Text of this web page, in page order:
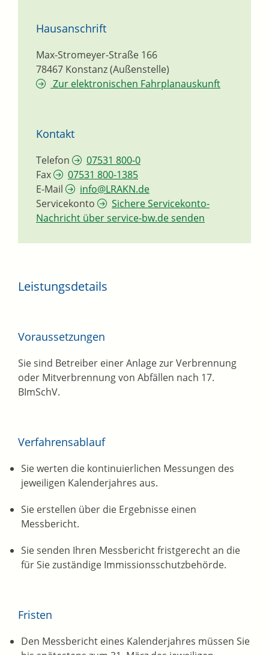
Hausanschrift
Max-Stromeyer-Straße 166
78467 Konstanz (Außenstelle)
Zur elektronischen Fahrplanauskunft
Kontakt
Telefon
07531 800-0
Fax
07531 800-1385
E-Mail
info@LRAKN.de
Servicekonto
Sichere Servicekonto-
Nachricht über service-bw.de senden
Leistungsdetails
Voraussetzungen
Sie sind Betreiber einer Anlage zur Verbrennung
oder Mitverbrennung von Abfällen nach 17.
BImSchV.
Verfahrensablauf
Sie werten die kontinuierlichen Messungen des
jeweiligen Kalenderjahres aus.
Sie erstellen über die Ergebnisse einen
Messbericht.
Sie senden Ihren Messbericht fristgerecht an die
für Sie zuständige Immissionsschutzbehörde.
Fristen
Den Messbericht eines Kalenderjahres müssen Sie